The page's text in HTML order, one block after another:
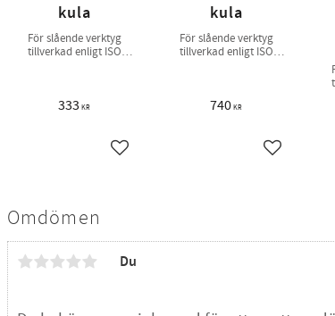
Omdömen
Du
kula
För slående verktyg
tillverkad enligt ISO
333 KR
Lägg till i favoriter
kula
För slående verktyg
tillverkad enligt ISO
740KR
Lägg till i